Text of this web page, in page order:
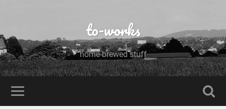
to-works
home-brewed stuff